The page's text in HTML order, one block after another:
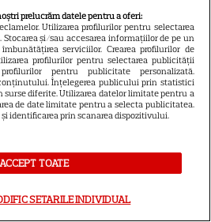
Monea, dezvăluiri despre
Iubirii: Reuniuni”. Ce
despre foștii
„Anumite lucruri
rămas nerezolvate”
prelucrăm datele pentru a oferi:
Utilizarea profilurilor pentru selectarea
și/sau accesarea informațiilor de pe un
serviciilor. Crearea profilurilor de
profilurilor pentru selectarea publicității
profilurilor pentru publicitate personalizată.
Înțelegerea publicului prin statistici
surse diferite. Utilizarea datelor limitate pentru a
de date limitate pentru a selecta publicitatea.
și identificarea prin scanarea dispozitivului.
ACCEPT TOATE
SETARILE INDIVIDUAL